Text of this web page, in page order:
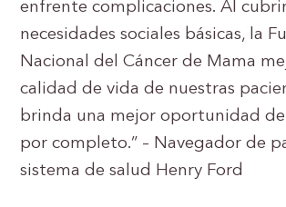
enfrente complicaciones. Al
necesidades sociales básicas, la
Nacional del Cáncer de Mama
calidad de vida de nuestras
brinda una mejor oportunidad de
por completo.” – Navegador de
sistema de salud Henry Ford